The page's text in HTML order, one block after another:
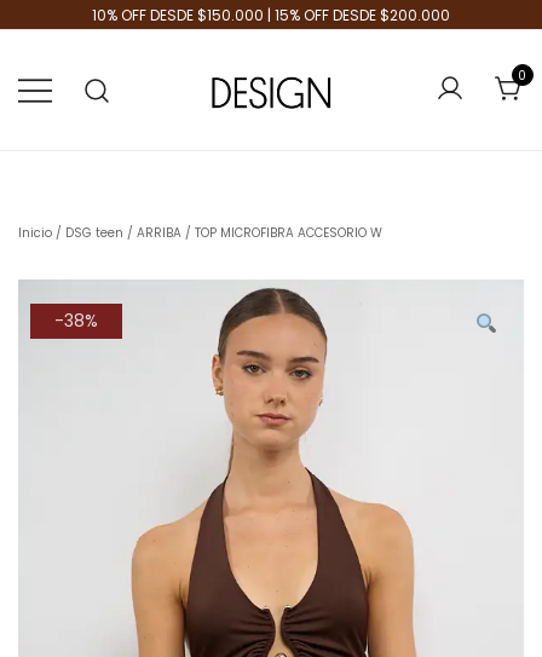
10% OFF DESDE $150.000 | 15% OFF DESDE $200.000
0
Inicio / DSG teen / ARRIBA / TOP MICROFIBRA ACCESORIO W
-38%